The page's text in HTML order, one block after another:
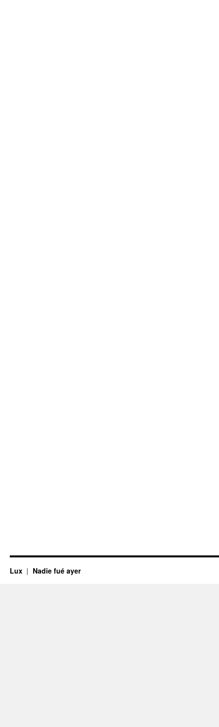
Lux Nadie fué ayer